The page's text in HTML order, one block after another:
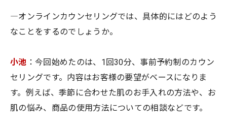
―オンラインカウンセリングでは、具体的にはどのよう
なことをするのでしょうか。
小池 ：今回始めたのは、1回30分、事前予約制のカウン
セリングです。内容はお客様の要望がベースになりま
す。例えば、季節に合わせた肌のお手入れの方法や、お
肌の悩み、商品の使用方法についての相談などです。